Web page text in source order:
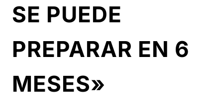
SE PUEDE
PREPARAR EN 6
MESES»